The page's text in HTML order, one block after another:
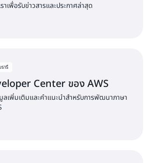
เพื่อรับข่าวสารและประกาศล่าสุด
ารี
Center ของ AWS
เพิ่มเติมและคำแนะนำสำหรับการพัฒนาภาษา